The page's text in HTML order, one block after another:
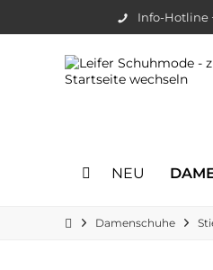
Info-Hotline
NEU
Damenschuhe